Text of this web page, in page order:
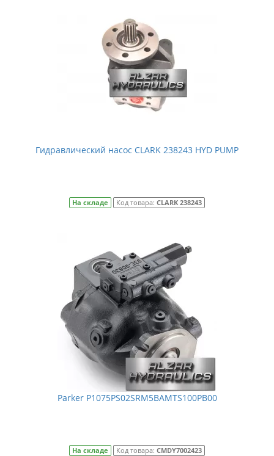
Гидравлический насос CLARK 238243 HYD PUMP
На складе Код товара: CLARK 238243
Parker P1075PS02SRM5BAMTS100PB00
На складе Код товара: CMDY7002423